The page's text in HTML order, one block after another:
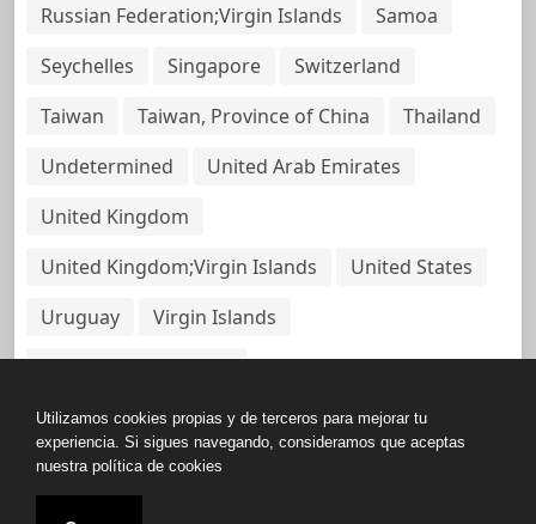
Russian Federation;Virgin Islands
Samoa
Seychelles
Singapore
Switzerland
Taiwan
Taiwan, Province of China
Thailand
Undetermined
United Arab Emirates
United Kingdom
United Kingdom;Virgin Islands
United States
Uruguay
Virgin Islands
Virgin Islands, British
Copyright © All rights reserved.
Utilizamos cookies propias y de terceros para mejorar tu
experiencia. Si sigues navegando, consideramos que aceptas
nuestra política de cookies